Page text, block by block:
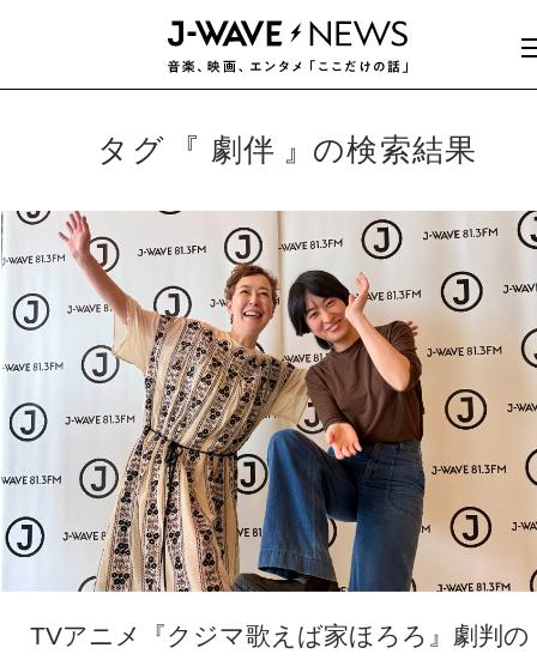
タグ 劇伴 の検索結果
TVアニメ『クジマ歌えば家ほろろ』劇判の